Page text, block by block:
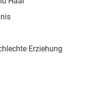
Erziehung